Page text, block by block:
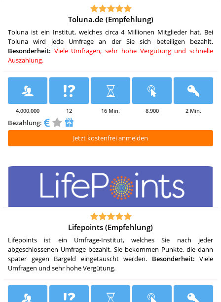
Toluna.de (Empfehlung)
Toluna ist ein Institut, welches circa 4 Millionen Mitglieder hat. Bei
Toluna wird jede Umfrage an der Sie sich beteiligen bezahlt.
Besonderheit: Viele Umfragen, sehr hohe Vergütung und schnelle
Auszahlung.
4.000.000 12 16 Min. 8.900 2 Min.
Bezahlung:
Jetzt kostenfrei anmelden
Lifepoints (Empfehlung)
Lifepoints ist ein Umfrage-Institut, welches Sie nach jeder
abgeschlossenen Umfrage bezahlt. Sie bekommen Punkte, die dann
später gegen Bargeld eingetauscht werden. Besonderheit: Viele
Umfragen und sehr hohe Vergütung.